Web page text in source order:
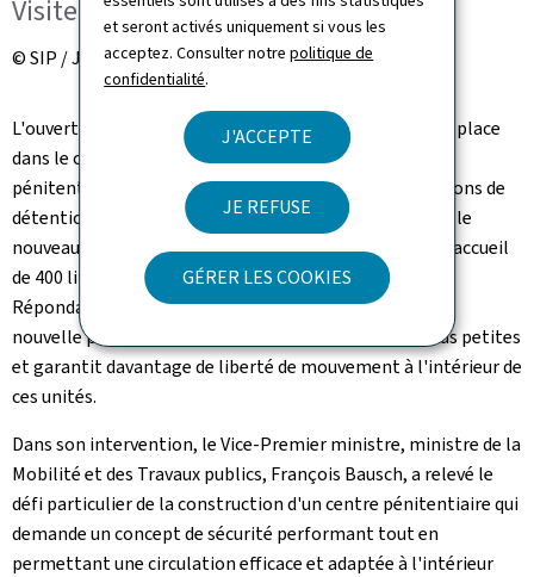
et seront activés uniquement si vous les
acceptez. Consulter notrepolitique de
confidentialité.
J'ACCEPTE
JE REFUSE
GÉRER LES COOKIES
Visite du Centre pénitentiaire
© SIP / Jean-Christophe Verhaegen
L'ouverture du Centre pénitentiaire d' Uerschterhaff
se place
dans le contexte d'une modernisation du système
pénitentiaire et contribue à l'amélioration des conditions de
détention. Implanté au sein de la commune de Sanem, le
nouveau centre pénitentiaire dispose d'une capacité d'accueil
de 400 lits et accueillera les prévenus de sexe masculin.
Répondant aux exigences d'une détention moderne, la
nouvelle prison se caractérise par des unités de vie plus petites
et garantit davantage de liberté de mouvement à l'intérieur de
ces unités.
Dans son intervention, le Vice-Premier ministre, ministre de la
Mobilité et des Travaux publics, François Bausch, a relevé le
défi particulier de la construction d'un centre pénitentiaire qui
demande un concept de sécurité performant tout en
permettant une circulation efficace et adaptée à l'intérieur